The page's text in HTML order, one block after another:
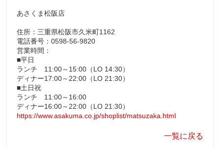
あさくま松阪店
住所：三重県松阪市久米町1162
電話番号：0598-56-9820
営業時間：
■平日
ランチ 11:00～15:00（LO 14:30）
ディナー17:00～22:00（LO 21:30）
■土日祝
ランチ 11:00～16:00
ディナー16:00～22:00（LO 21:30）
https://www.asakuma.co.jp/shoplist/matsuzaka.html
一覧に戻る